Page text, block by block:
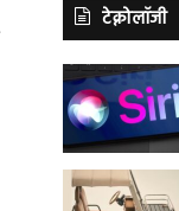
टेक्नोलॉजी